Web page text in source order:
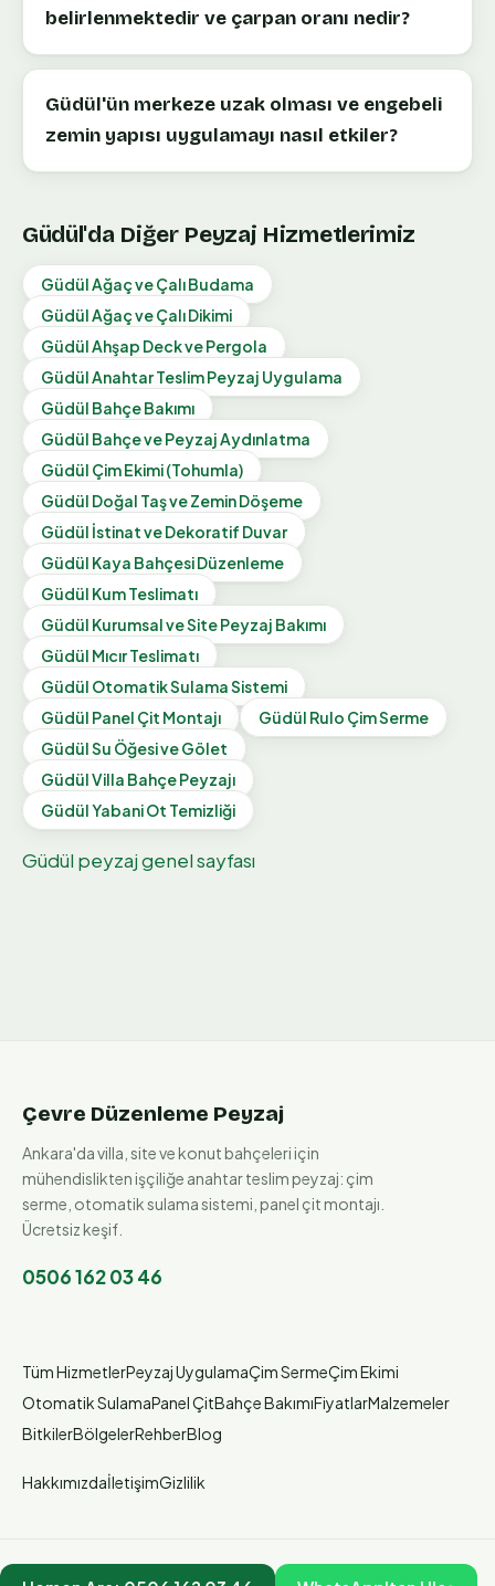
belirlenmektedir ve çarpan oranı nedir?
Güdül'ün merkeze uzak olması ve engebeli
zemin yapısı uygulamayı nasıl etkiler?
Güdül'da Diğer Peyzaj Hizmetlerimiz
GüdülAğaç ve Çalı Budama
GüdülAğaç ve Çalı Dikimi
GüdülAhşap Deck ve Pergola
GüdülAnahtar Teslim Peyzaj Uygulama
Güdül Bahçe Bakımı
Güdül Bahçe ve Peyzaj Aydınlatma
Güdül Çim Ekimi (Tohumla)
Güdül Doğal Taş ve Zemin Döşeme
Güdül İstinat ve Dekoratif Duvar
Güdül Kaya Bahçesi Düzenleme
Güdül Kum Teslimatı
Güdül Kurumsal ve Site Peyzaj Bakımı
Güdül Mıcır Teslimatı
Güdül Otomatik Sulama Sistemi
Güdül Panel Çit Montajı Güdül Rulo Çim Serme
GüdülSu Öğesi ve Gölet
GüdülVilla Bahçe Peyzajı
GüdülYabani Ot Temizliği
Güdül peyzaj genel sayfası
Çevre Düzenleme Peyzaj
Ankara'da villa, site ve konut bahçeleri için
mühendislikten işçiliğe anahtar teslim peyzaj: çim
serme, otomatik sulama sistemi, panel çit montajı.
Ücretsiz keşif.
0506 162 03 46
Tüm HizmetlerPeyzaj UygulamaÇim SermeÇim Ekimi
Otomatik SulamaPanel ÇitBahçe BakımıFiyatlarMalzemeler
BitkilerBölgelerRehberBlog
HakkımızdaİletişimGizlilik